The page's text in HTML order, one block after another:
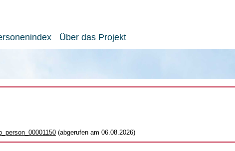
Über das Projekt
(abgerufen am 06.08.2026)